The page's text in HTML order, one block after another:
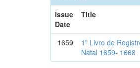
Issue
Date
Title
1659
1º Livro de
Natal 1659- 1668